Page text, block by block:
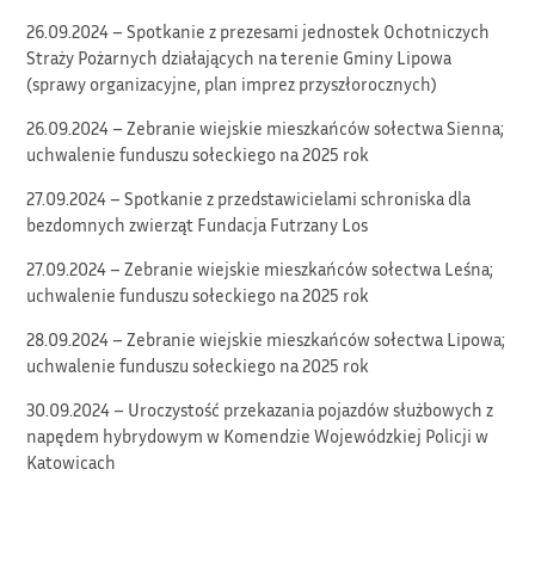
26.09.2024 – Spotkanie z prezesami jednostek Ochotniczych
Straży Pożarnych działających na terenie Gminy Lipowa
(sprawy organizacyjne, plan imprez przyszłorocznych)
26.09.2024 – Zebranie wiejskie mieszkańców sołectwa Sienna;
uchwalenie funduszu sołeckiego na 2025 rok
27.09.2024 – Spotkanie z przedstawicielami schroniska dla
bezdomnych zwierząt Fundacja Futrzany Los
27.09.2024 – Zebranie wiejskie mieszkańców sołectwa Leśna;
uchwalenie funduszu sołeckiego na 2025 rok
28.09.2024 – Zebranie wiejskie mieszkańców sołectwa Lipowa;
uchwalenie funduszu sołeckiego na 2025 rok
30.09.2024 – Uroczystość przekazania pojazdów służbowych z
napędem hybrydowym w Komendzie Wojewódzkiej Policji w
Katowicach